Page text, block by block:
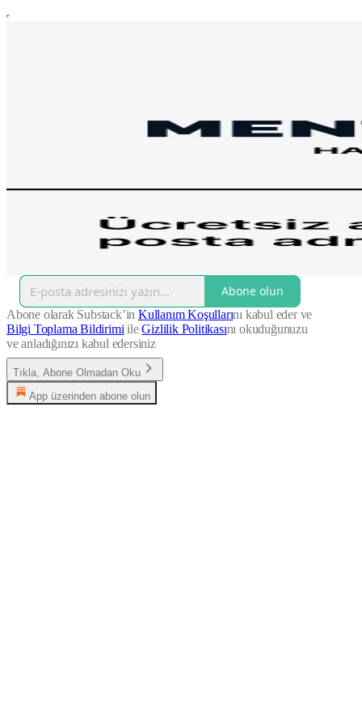
Abone olun
Abone olarak Substack’inKullanım Koşullarını kabul eder ve
Bilgi Toplama Bildirimi ileGizlilik Politikasını okuduğunuzu
ve anladığınızı kabul edersiniz
Tıkla, Abone Olmadan Oku
App üzerinden abone olun